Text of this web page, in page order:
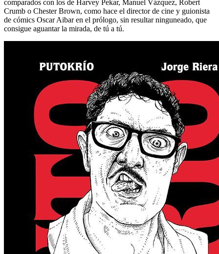
comparados con los de Harvey Pekar, Manuel Vázquez, Robert
Crumb o Chester Brown, como hace el director de cine y guionista
de cómics Oscar Aibar en el prólogo, sin resultar ninguneado, que
consigue aguantar la mirada, de tú a tú.